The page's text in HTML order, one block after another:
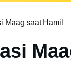
Maag saat Hamil